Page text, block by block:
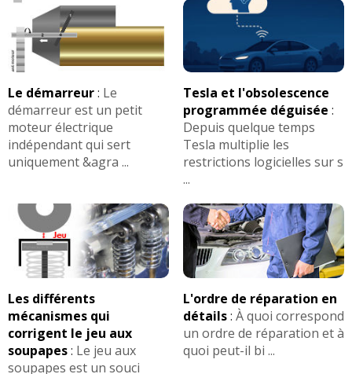
Le démarreur: Le
démarreur est un petit
moteur électrique
indépendant qui sert
uniquement &agra ...
Tesla et l'obsolescence
programmée déguisée :
Depuis quelque temps
Tesla multiplie les
restrictions logicielles sur s
...
Les différents
mécanismes qui
corrigent le jeu aux
soupapes: Le jeu aux
soupapes est un souci
L'ordre de réparation en
détails: À quoi correspond
un ordre de réparation et à
quoi peut-il bi ...